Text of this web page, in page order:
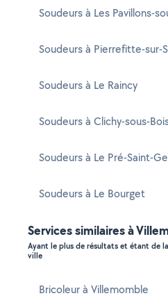
Soudeurs à Les Pavillons-
Soudeurs à Pierrefitte-sur-
Soudeurs à Le Raincy
Soudeurs à Clichy-sous-
Soudeurs à Le Pré-Saint-
Soudeurs à Le Bourget
Services similaires à
Ayant le plus de résultats et étant de
ville
Bricoleur à Villemomble